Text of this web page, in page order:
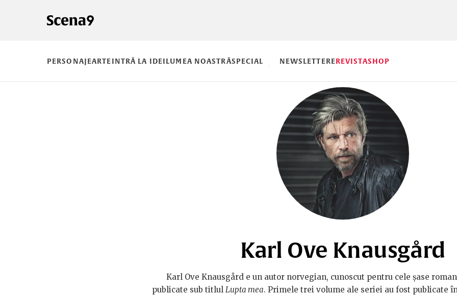
PERSONAJEARTEINTRĂ LA IDEILUMEA NOASTRĂSPECIAL NEWSLETTEREREVISTASHOP
Karl Ove Knausgård
Karl Ove Knausgård e un autor norvegian, cunoscut pentru cele șase
publicate sub titlul Lupta mea. Primele trei volume ale seriei au fost publicate